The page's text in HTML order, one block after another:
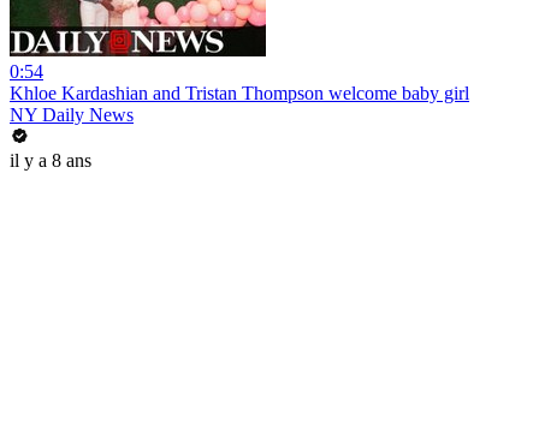
0:54
Khloe Kardashian and Tristan Thompson welcome baby girl
NY Daily News
il y a 8 ans